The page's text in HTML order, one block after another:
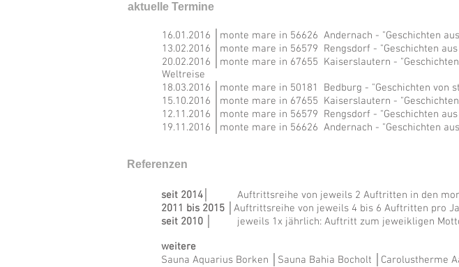
16.01.2016 │monte mare in 56626 Andernach - "Geschichten
13.02.2016 │monte mare in 56579 Rengsdorf - "Geschichten
20.02.2016 │monte mare in 67655 Kaiserslautern -
Weltreise
18.03.2016 │monte mare in 50181 Bedburg - "Geschichten von
15.10.2016 │monte mare in 67655 Kaiserslautern -
12.11.2016 │monte mare in 56579 Rengsdorf - "Geschichten
19.11.2016 │monte mare in 56626 Andernach - "Geschichten
aktuelle Termine
seit 2014 │ Auftrittsreihe von jeweils 2 Auftritten in den
2011 bis 2015 │Auftrittsreihe von jeweils 4 bis 6 Auftritten pro
seit 2010 │ jeweils 1x jährlich: Auftritt zum jeweikligen Motto
weitere
Sauna Aquarius Borken │Sauna Bahia Bocholt │Carolustherme
Referenzen